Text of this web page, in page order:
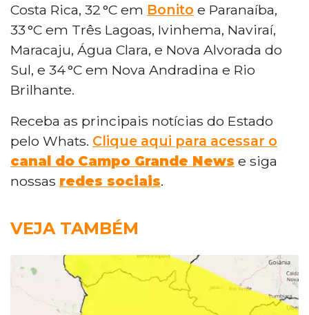
Costa Rica, 32 °C em Bonito e Paranaíba,
33 °C em Três Lagoas, Ivinhema, Naviraí,
Maracaju, Água Clara, e Nova Alvorada do
Sul, e 34 °C em Nova Andradina e Rio
Brilhante.
Receba as principais notícias do Estado
pelo Whats. Clique aqui para acessar o
canal do Campo Grande News e siga
nossas redes sociais.
VEJA TAMBÉM